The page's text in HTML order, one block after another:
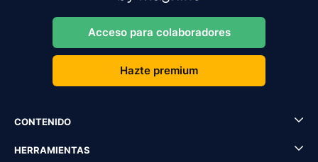
Acceso para colaboradores
Hazte premium
CONTENIDO
HERRAMIENTAS